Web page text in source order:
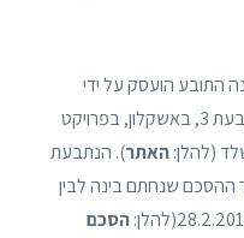
התובע הועסק על ידי
הנתבעים 1ו- 2, באתר בניה של הנתבעת 3, באשקלון, בפרויקט
(להלן:האתר). הנתבעת
ההסכם שנחתם בינה לבין
הסכם